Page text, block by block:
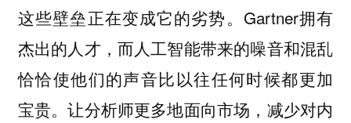
这些壁垒正在变成它的劣势。Gartner拥有
杰出的人才，而人工智能带来的噪音和混乱
恰恰使他们的声音比以往任何时候都更加
宝贵。让分析师更多地面向市场，减少对内